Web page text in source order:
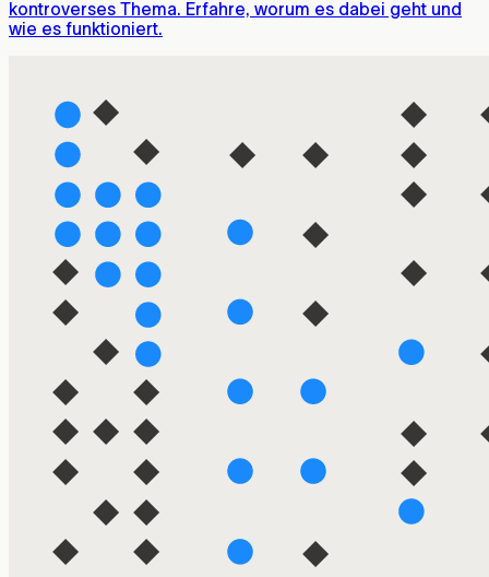
kontroverses Thema. Erfahre, worum es dabei geht und
wie es funktioniert.